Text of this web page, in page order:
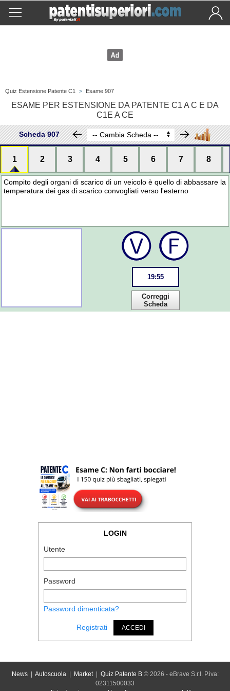
Quiz Estensione Patente C1 > Esame 907
ESAME PER ESTENSIONE DA PATENTE C1 A C E DA
C1E A CE
Scheda 907
1 2 3 4 5 6 7 8
Compito degli organi di scarico di un veicolo è quello di abbassare la
temperatura dei gas di scarico convogliati verso l'esterno
19:55
Correggi
Scheda
LOGIN
Utente
Password
Password dimenticata?
Registrati ACCEDI
News| Autoscuola| Market| Quiz Patente B© 2026 - eBrave S.r.l. P.iva:
02311500033